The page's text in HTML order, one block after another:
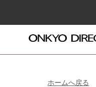
ホームへ戻る